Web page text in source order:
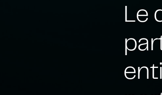
Le